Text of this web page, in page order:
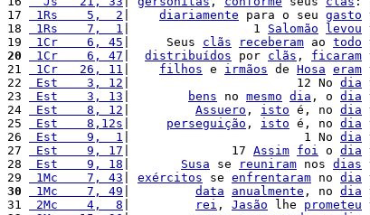
17
1Rs    5,  2 diariamente para o seu gasto
18
1Rs    7,  1 |                 1 Salomão levou
19
1Cr    6, 45 |     Seus clãs receberam ao todo
20
1Cr    6, 47 distribuídos por clãs , ficaram
21
1Cr   26, 11 filhos e irmãos de Hosa eram
22
Est    3, 12 |                       12 No dia
23
Est    3, 13 bens no mesmo dia , o dia
24
Est    8, 12 Assuero , isto é, no dia
25
Est    8,12s perseguição , isto é, no dia
26
Est    9,  1 |                        1 No dia
27
Est    9, 17 |              17 Assim foi o dia
28
Est    9, 18 Susa se reuniram nos dias
29
1Mc    7, 43 exércitos se enfrentaram no dia
30
1Mc    7, 49 data anualmente , no dia
31
2Mc    4,  8 rei , Jasão lhe prometeu